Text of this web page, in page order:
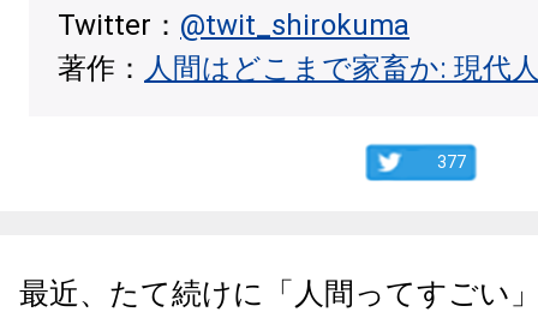
Twitter： @twit_shirokuma
著作： 人間はどこまで家畜か: 現代
377
最近、たて続けに「人間ってすごい